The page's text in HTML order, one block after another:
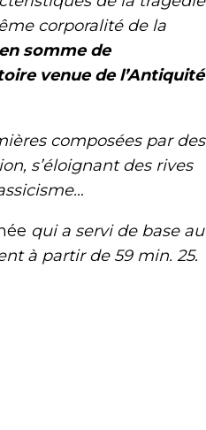
corporalité de la
somme de
venue de l’Antiquité
composées par des
s’éloignant des rives
qui a servi de base au
à partir de 59 min. 25.